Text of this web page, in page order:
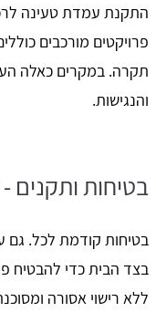
התקנת עמדת טעינה
פרויקטים מורכבים
תקרה. במקרים כאלה
והנגישות.
בטיחות ותקנים
בטיחות קודמת לכל. גם
בצד הבית כדי להבטיח
ללא רישוי אסורה